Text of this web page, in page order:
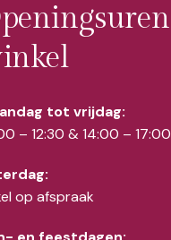
tot vrijdag:
– 12:30 & 14:00 – 17:00
op afspraak